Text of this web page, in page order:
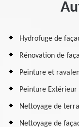
Hydrofuge de
Rénovation de
Peinture et
Peinture Extérieur
Nettoyage de
Nettoyage de